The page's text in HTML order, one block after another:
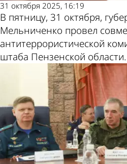
31 октября 2025, 16:19
В пятницу, 31 октября,
Мельниченко провел
антитеррористической
штаба Пензенской области.